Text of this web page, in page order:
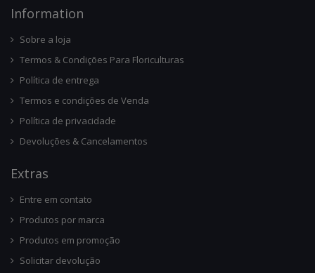
InforMation
Sobre a loja
Termos & Condições Para Floriculturas
Política de entrega
Termos e condições de Venda
Política de privacidade
Devoluções & Cancelamentos
ExtRas
Entre em contato
Produtos por marca
Produtos em promoção
Solicitar devolução